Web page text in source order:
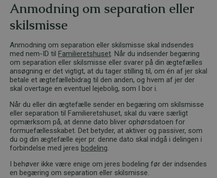
Anmodning om separation eller
skilsmisse
Anmodning om separation eller skilsmisse skal indsendes
med nem-ID til Familieretshuset. Når du indsender begæring
om separation eller skilsmisse eller svarer på din ægtefælles
ansøgning er det vigtigt, at du tager stilling til, om én af jer skal
betale et ægtefællebidrag til den anden, og hvem af jer der
skal overtage en eventuel lejebolig, som I bor i.
Når du eller din ægtefælle sender en begæring om skilsmisse
eller separation til Familieretshuset, skal du være særligt
opmærksom på, at denne dato bliver ophørsdatoen for
formuefællesskabet. Det betyder, at aktiver og passiver, som
du og din ægtefælle ejer pr. denne dato skal indgå i delingen i
forbindelse med jeres bodeling.
I behøver ikke være enige om jeres bodeling før der indsendes
en begæring om separation eller skilsmisse.